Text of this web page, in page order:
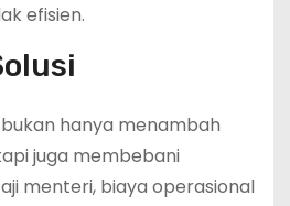
efisien.
hanya menambah
juga membebani
menteri, biaya operasional